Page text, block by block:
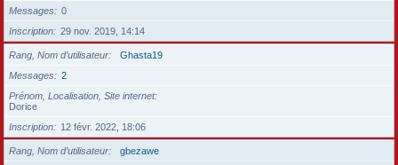
Messages
0
Inscription
29 nov. 2019, 14:14
Rang, Nom d’utilisateur
Ghasta19
Messages
2
Prénom, Localisation, Site internet
Dorice
Inscription
12 févr. 2022, 18:06
Rang, Nom d’utilisateur
gbezawe